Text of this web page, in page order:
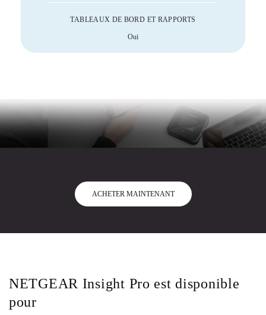
TABLEAUX DE BORD ET RAPPORTS
Oui
ACHETER MAINTENANT
NETGEAR Insight Pro est disponible
pour